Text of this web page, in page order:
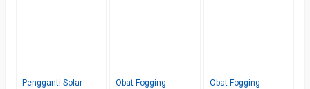
Pengganti Solar
Obat Fogging
Obat Fogging